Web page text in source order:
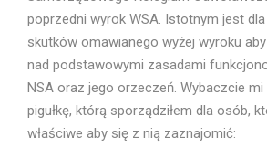
poprzedni wyrok WSA. Istotnym jest
skutków omawianego wyżej wyroku
nad podstawowymi zasadami
NSA oraz jego orzeczeń. Wybaczcie mi
pigułkę, którą sporządziłem dla osób,
właściwe aby się z nią zaznajomić: